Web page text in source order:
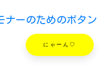
ナーのためのボタン
にゃーん♡